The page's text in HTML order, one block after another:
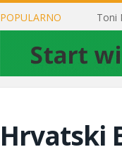
POPULARNO
Hrvatski